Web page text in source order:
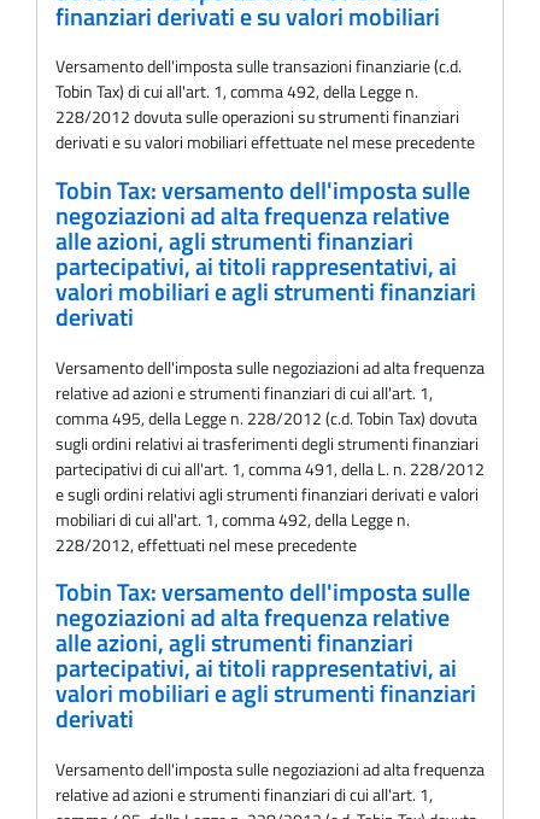
finanziari derivati e su valori mobiliari
Versamento dell'imposta sulle transazioni finanziarie (c.d.
Tobin Tax) di cui all'art. 1, comma 492, della Legge n.
228/2012 dovuta sulle operazioni su strumenti finanziari
derivati e su valori mobiliari effettuate nel mese precedente
Tobin Tax: versamento dell'imposta sulle
negoziazioni ad alta frequenza relative
alle azioni, agli strumenti finanziari
partecipativi, ai titoli rappresentativi, ai
valori mobiliari e agli strumenti finanziari
derivati
Versamento dell'imposta sulle negoziazioni ad alta frequenza
relative ad azioni e strumenti finanziari di cui all'art. 1,
comma 495, della Legge n. 228/2012 (c.d. Tobin Tax) dovuta
sugli ordini relativi ai trasferimenti degli strumenti finanziari
partecipativi di cui all'art. 1, comma 491, della L. n. 228/2012
e sugli ordini relativi agli strumenti finanziari derivati e valori
mobiliari di cui all'art. 1, comma 492, della Legge n.
228/2012, effettuati nel mese precedente
Tobin Tax: versamento dell'imposta sulle
negoziazioni ad alta frequenza relative
alle azioni, agli strumenti finanziari
partecipativi, ai titoli rappresentativi, ai
valori mobiliari e agli strumenti finanziari
derivati
Versamento dell'imposta sulle negoziazioni ad alta frequenza
relative ad azioni e strumenti finanziari di cui all'art. 1,